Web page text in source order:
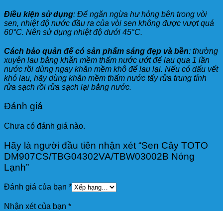
Điều kiện sử dụng: Để ngăn ngừa hư hỏng bên trong vòi
sen, nhiệt độ nước đầu ra của vòi sen không được vượt quá
60°C. Nên sử dụng nhiệt độ dưới 45°C.
Cách bảo quản để có sản phẩm sáng đẹp và bền: thường
xuyên lau bằng khăn mềm thấm nước ướt để lau qua 1 lần
nước rồi dùng ngay khăn mềm khô để lau lại. Nếu có dấu vết
khó lau, hãy dùng khăn mềm thấm nước tẩy rửa trung tính
rửa sạch rồi rửa sạch lại bằng nước.
Đánh giá
Chưa có đánh giá nào.
Hãy là người đầu tiên nhận xét “Sen Cây TOTO
DM907CS/TBG04302VA/TBW03002B Nóng
Lạnh”
Đánh giá của bạn *
Nhận xét của bạn *